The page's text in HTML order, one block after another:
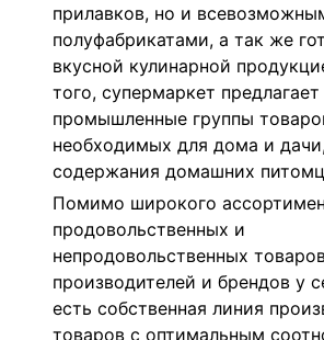
прилавков, но и
полуфабрикатами, а так же
вкусной кулинарной
того, супермаркет предлагает
промышленные группы
необходимых для дома и
содержания домашних
Помимо широкого
продовольственных и
непродовольственных
производителей и брендов у
есть собственная линия
товаров с оптимальным